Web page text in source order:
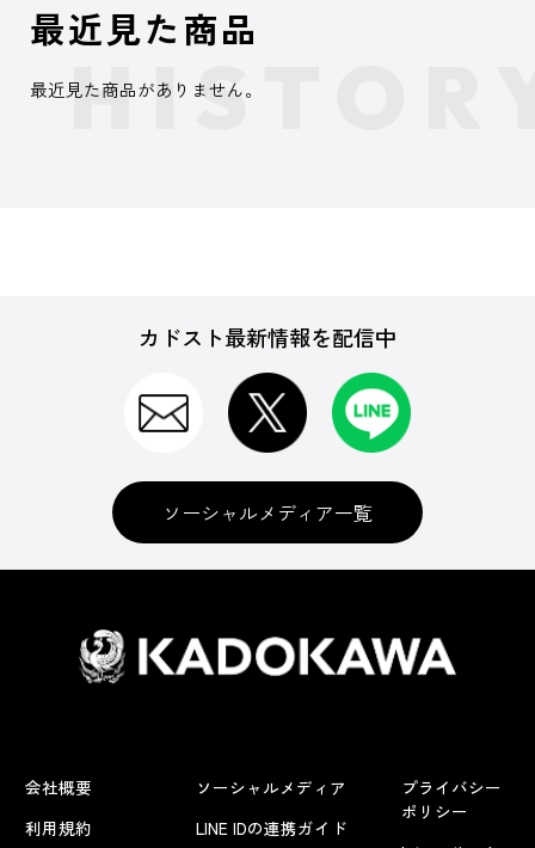
最近見た商品
最近見た商品がありません。
カドスト最新情報を配信中
ソーシャルメディア一覧
会社概要
利用規約
ソーシャルメディア
LINE IDの連携ガイド
プライバシー
ポリシー